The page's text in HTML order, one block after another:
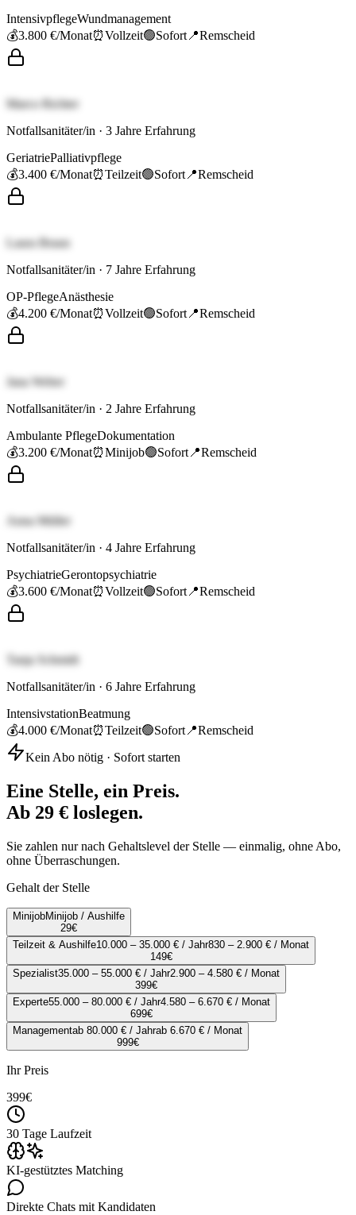
IntensivpflegeWundmanagement
💰3.800 €/Monat⏰Vollzeit🟢Sofort 📍Remscheid
Marco Richter
Notfallsanitäter/in · 3 Jahre Erfahrung
GeriatriePalliativpflege
💰3.400 €/Monat⏰Teilzeit🟢Sofort 📍Remscheid
Laura Braun
Notfallsanitäter/in · 7 Jahre Erfahrung
OP-PflegeAnästhesie
💰4.200 €/Monat⏰Vollzeit🟢Sofort 📍Remscheid
Jana Weber
Notfallsanitäter/in · 2 Jahre Erfahrung
Ambulante PflegeDokumentation
💰3.200 €/Monat⏰Minijob🟢Sofort 📍Remscheid
Anna Müller
Notfallsanitäter/in · 4 Jahre Erfahrung
PsychiatrieGerontopsychiatrie
💰3.600 €/Monat⏰Vollzeit🟢Sofort 📍Remscheid
Tanja Schmidt
Notfallsanitäter/in · 6 Jahre Erfahrung
IntensivstationBeatmung
💰4.000 €/Monat⏰Teilzeit🟢Sofort 📍Remscheid
Kein Abo nötig · Sofort starten
Eine Stelle, ein Preis.
Ab 29 € loslegen.
Sie zahlen nur nach Gehaltslevel der Stelle — einmalig, ohne Abo,
ohne Überraschungen.
Gehalt der Stelle
MinijobMinijob / Aushilfe
29€
Teilzeit & Aushilfe10.000 – 35.000 € / Jahr830 – 2.900 € / Monat
149€
Spezialist35.000 – 55.000 € / Jahr2.900 – 4.580 € / Monat
399€
Experte55.000 – 80.000 € / Jahr4.580 – 6.670 € / Monat
699€
Managementab 80.000 € / Jahrab 6.670 € / Monat
999€
Ihr Preis
399€
30 Tage Laufzeit
KI-gestütztes Matching
Direkte Chats mit Kandidaten